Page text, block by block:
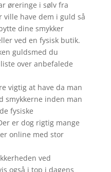
øreringe i sølv fra
ville have dem i guld så
dine smykker
ved en fysisk butik.
guldsmed du
over anbefalede
vigtig at have da man
smykkerne inden man
fysiske
er dog rigtig mange
online med stor
ved
også i top i dagens